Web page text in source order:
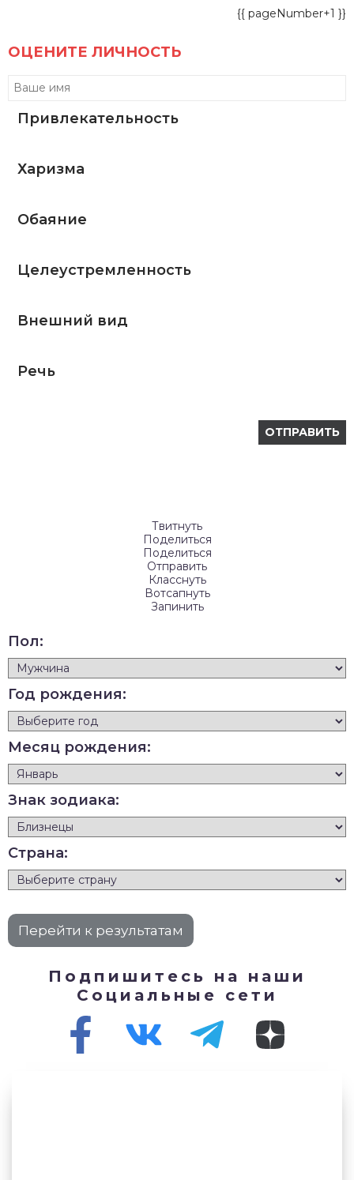
{{ pageNumber+1 }}
ОЦЕНИТЕ ЛИЧНОСТЬ
Привлекательность
Харизма
Обаяние
Целеустремленность
Внешний вид
Речь
Твитнуть
Поделиться
Поделиться
Отправить
Класснуть
Вотсапнуть
Запинить
Пол:
Год рождения:
Месяц рождения:
Знак зодиака:
Страна:
Подпишитесь на наши
Социальные сети